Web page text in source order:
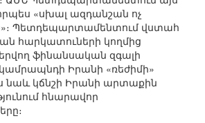
«սխալ ազդանշան ոչ
Պետդեպարտամենտում վստահ
հարկատուների կողմից
ֆինանսական զգալի
Իրանի «ռեժիմի»
նաև կճնշի Իրանի արտաքին
հնարավոր